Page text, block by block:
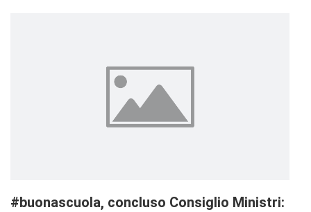
#buonascuola, concluso Consiglio Ministri: